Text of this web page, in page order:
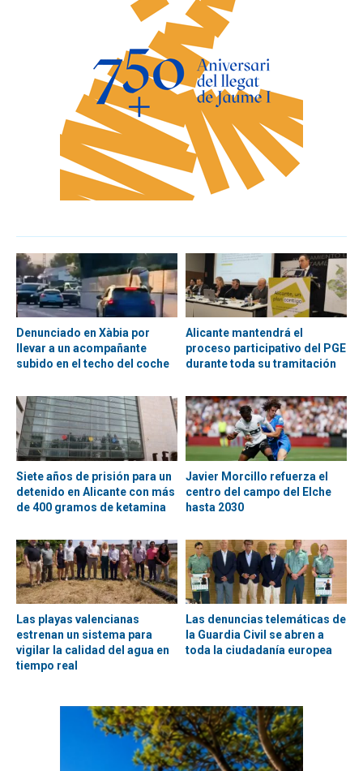
Denunciado en Xàbia por
llevar a un acompañante
subido en el techo del coche
Alicante mantendrá el
proceso participativo del PGE
durante toda su tramitación
Siete años de prisión para un
detenido en Alicante con más
de 400 gramos de ketamina
Javier Morcillo refuerza el
centro del campo del Elche
hasta 2030
Las playas valencianas
estrenan un sistema para
vigilar la calidad del agua en
tiempo real
Las denuncias telemáticas de
la Guardia Civil se abren a
toda la ciudadanía europea